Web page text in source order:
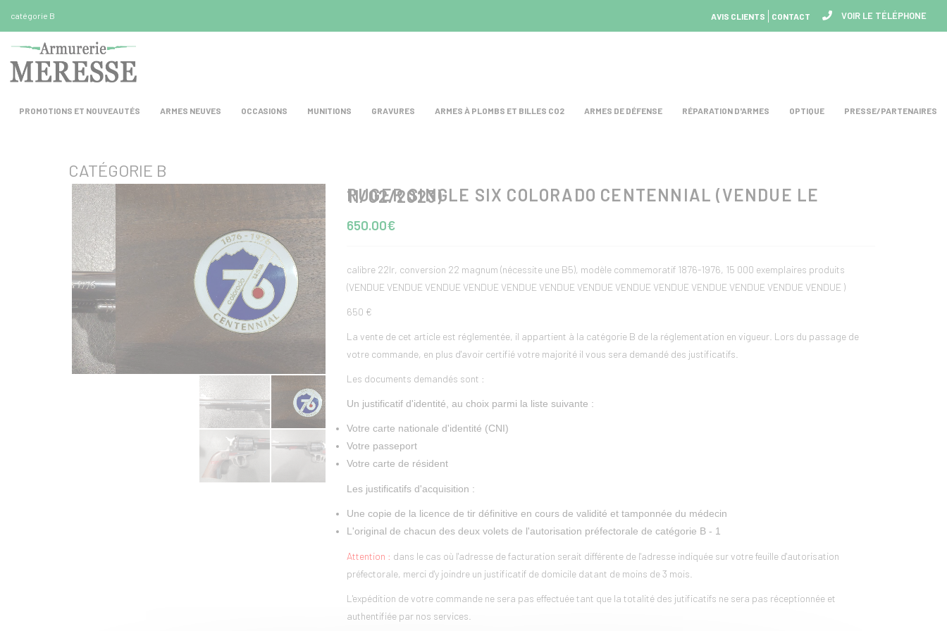
VOIR LE TÉLÉPHONE
AVIS CLIENTS CONTACT
catégorie B
PROMOTIONS ET NOUVEAUTÉS ARMES NEUVES OCCASIONS MUNITIONS GRAVURES ARMES À PLOMBS ET BILLES CO2 ARMES DE DÉFENSE RÉPARATION D'ARMES OPTIQUE PRESSE/PARTENAIRES
CATÉGORIE B
RUGER SINGLE SIX COLORADO CENTENNIAL (VENDUE LE 11/02/2023)
650.00€
calibre 22lr, conversion 22 magnum (nécessite une B5), modèle commemoratif 1876-1976, 15 000 exemplaires produits
(VENDUE VENDUE VENDUE VENDUE VENDUE VENDUE VENDUE VENDUE VENDUE VENDUE VENDUE VENDUE VENDUE )
650 €
La vente de cet article est réglementée, il appartient à la catégorie B de la réglementation en vigueur. Lors du passage de
votre commande, en plus d'avoir certifié votre majorité il vous sera demandé des justificatifs.
Les documents demandés sont :
Un justificatif d'identité, au choix parmi la liste suivante :
Votre carte nationale d'identité (CNI)
Votre passeport
Votre carte de résident
Les justificatifs d'acquisition :
Une copie de la licence de tir définitive en cours de validité et tamponnée du médecin
L'original de chacun des deux volets de l'autorisation préfectorale de catégorie B - 1
Attention : dans le cas où l'adresse de facturation serait différente de l'adresse indiquée sur votre feuille d'autorisation
préfectorale, merci d'y joindre un justificatif de domicile datant de moins de 3 mois.
L'expédition de votre commande ne sera pas effectuée tant que la totalité des jutificatifs ne sera pas réceptionnée et
authentifiée par nos services.